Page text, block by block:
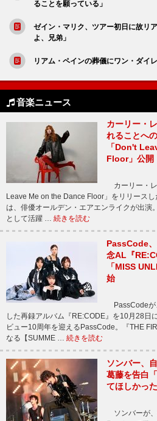
ることを願っている」
ゼイン・マリク、ツアー初日に故リ
よ、兄弟」
リアム・ペインの葬儀にワン・ダイ
音楽ニュース
カーリー・
れることへ
「Don't
Floor」公開
カーリー・
Leave Me on the Dance Floor」をリリース
は、俳優オールデン・エアエンライクが出演
として活躍 … 続きを読む
PassCode
念AL『
「MISS
始
PassCodeが
した再録アルバム『RE:CODE』を10月28
ビュー10周年を迎えるPassCode。『THE
なる【SUMME … 続きを読む
ソンバー、
葛藤を告白
てほしかった
ソンバーが、